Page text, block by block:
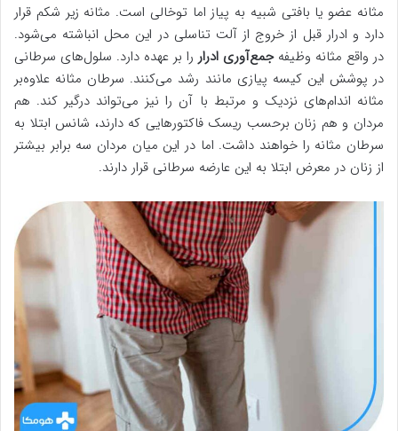
مثانه عضو یا بافتی شبیه به پیاز اما توخالی است. مثانه زیر شکم قرار
دارد و ادرار قبل از خروج از آلت تناسلی در این محل انباشته می‌شود.
در واقع مثانه وظیفهجمع‌آوری ادرار را بر عهده دارد. سلول‌های سرطانی
در پوشش این کیسه پیازی مانند رشد می‌کنند. سرطان مثانه علاوه‌بر
مثانه اندام‌های نزدیک و مرتبط با آن را نیز می‌تواند درگیر کند. هم
مردان و هم زنان برحسب ریسک فاکتورهایی که دارند، شانس ابتلا به
سرطان مثانه را خواهند داشت. اما در این میان مردان سه برابر بیشتر
از زنان در معرض ابتلا به این عارضه سرطانی قرار دارند.